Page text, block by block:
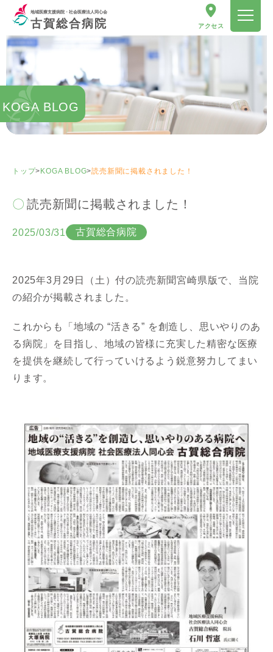
地域医療支援病院・社会医療法人同心会
古賀総合病院 アクセス
KOGA BLOG
トップ> KOGA BLOG>読売新聞に掲載されました！
読売新聞に掲載されました！
2025/03/31 古賀総合病院
2025年3月29日（土）付の読売新聞宮崎県版で、当院
の紹介が掲載されました。
これからも「地域の “活きる” を創造し、思いやりのあ
る病院」を目指し、地域の皆様に充実した精密な医療
を提供を継続して行っていけるよう鋭意努力してまい
ります。